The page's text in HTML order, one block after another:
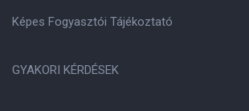
Képes Fogyasztói Tájékoztató
GYAKORI KÉRDÉSEK